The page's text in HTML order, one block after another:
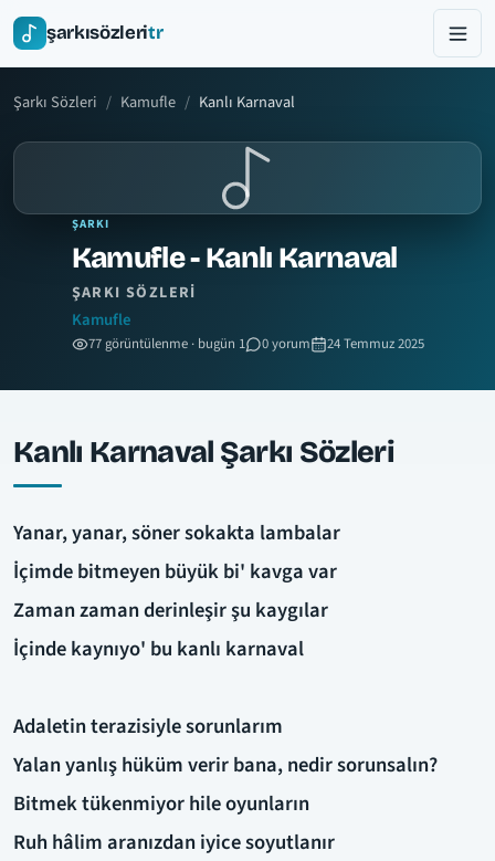
şarkısözleritr
Şarkı Sözleri Kamufle Kanlı Karnaval
ŞARKI
Kamufle - Kanlı Karnaval
ŞARKI SÖZLERI
Kamufle
77 görüntülenme · bugün 1 0 yorum 24 Temmuz 2025
Kanlı Karnaval Şarkı Sözleri
Yanar, yanar, söner sokakta lambalar
İçimde bitmeyen büyük bi' kavga var
Zaman zaman derinleşir şu kaygılar
İçinde kaynıyo' bu kanlı karnaval
Adaletin terazisiyle sorunlarım
Yalan yanlış hüküm verir bana, nedir sorunsalın?
Bitmek tükenmiyor hile oyunların
Ruh hâlim aranızdan iyice soyutlanır